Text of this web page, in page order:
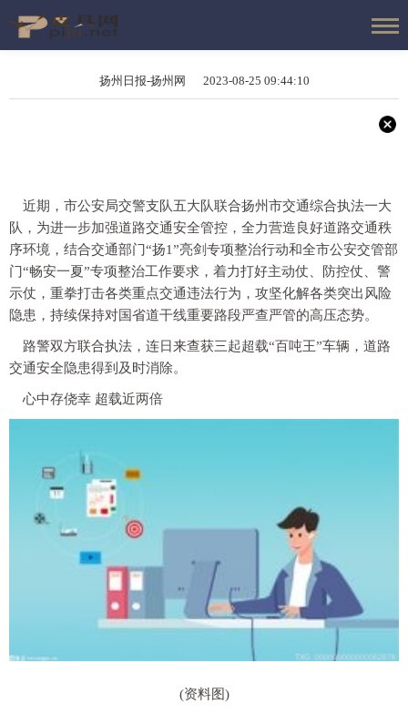
扬州日报-扬州网 2023-08-25 09:44:10
近期，市公安局交警支队五大队联合扬州市交通综合执法一大
队，为进一步加强道路交通安全管控，全力营造良好道路交通秩
序环境，结合交通部门“扬1”亮剑专项整治行动和全市公安交管部
门“畅安一夏”专项整治工作要求，着力打好主动仗、防控仗、警
示仗，重拳打击各类重点交通违法行为，攻坚化解各类突出风险
隐患，持续保持对国省道干线重要路段严查严管的高压态势。
路警双方联合执法，连日来查获三起超载“百吨王”车辆，道路
交通安全隐患得到及时消除。
心中存侥幸 超载近两倍
(资料图)